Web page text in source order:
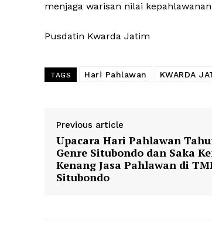
menjaga warisan nilai
Pusdatin Kwarda Jatim
TAGS Hari Pahlawan KWARDA
Previous article
Upacara Hari Pahlawan
Genre Situbondo dan Saka
Kenang Jasa Pahlawan di
Situbondo